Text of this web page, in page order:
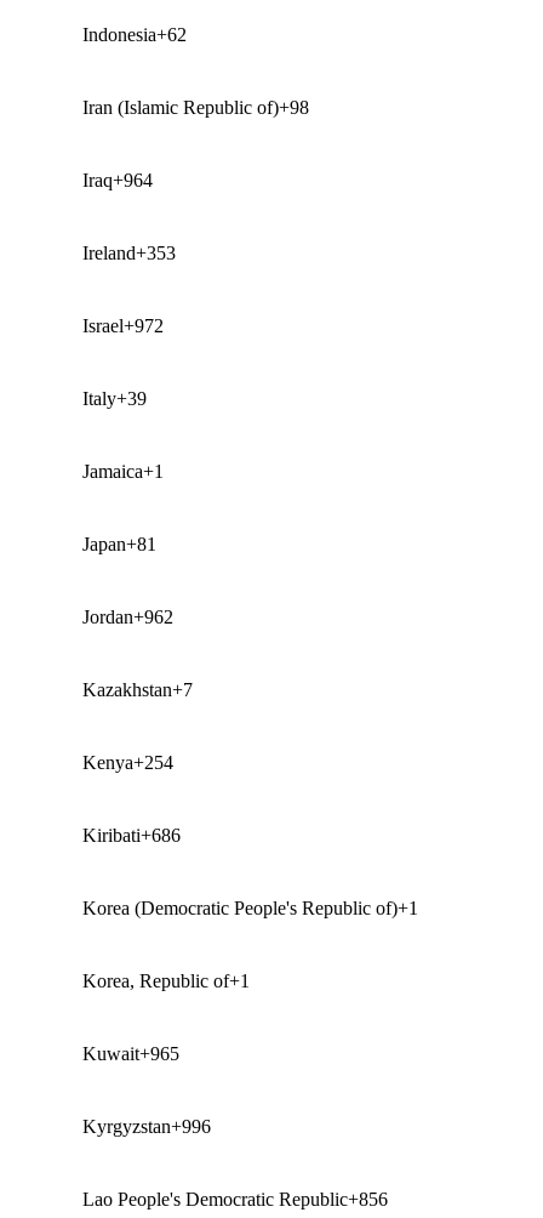
Indonesia+62
Iran (Islamic Republic of)+98
Iraq+964
Ireland+353
Israel+972
Italy+39
Jamaica+1
Japan+81
Jordan+962
Kazakhstan+7
Kenya+254
Kiribati+686
Korea (Democratic People's Republic of)+1
Korea, Republic of+1
Kuwait+965
Kyrgyzstan+996
Lao People's Democratic Republic+856